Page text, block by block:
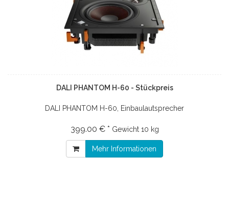
DALI PHANTOM H-60 - Stückpreis
DALI PHANTOM H-60, Einbaulautsprecher
399.00 € * Gewicht 10 kg
Mehr Informationen